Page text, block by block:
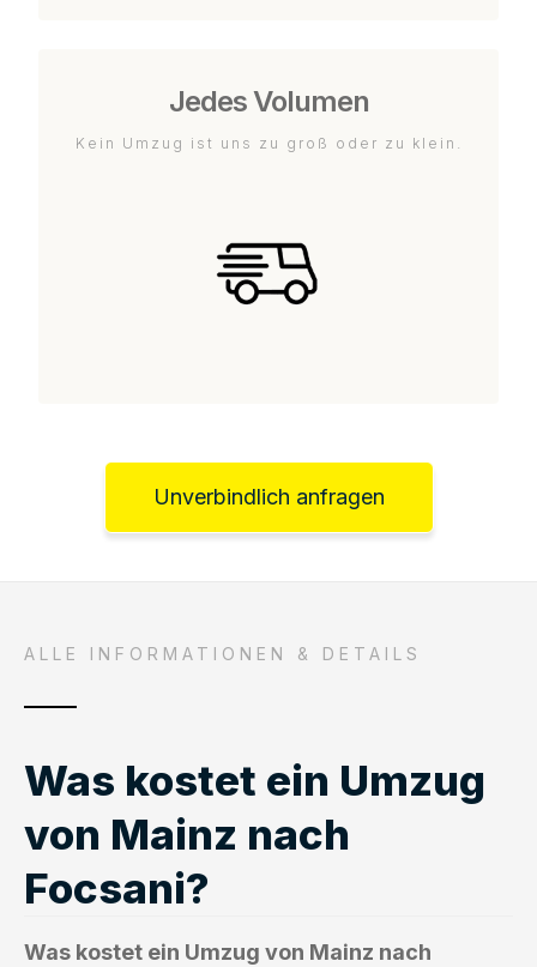
Jedes Volumen
Kein Umzug ist uns zu groß oder zu klein.
Unverbindlich anfragen
ALLE INFORMATIONEN & DETAILS
Was kostet ein Umzug
von Mainz nach
Focsani?
Was kostet ein Umzug von Mainz nach